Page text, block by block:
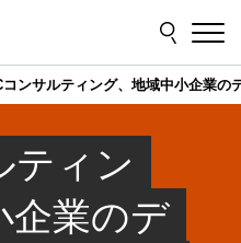
コンサルティング、地域中小企業
ティン
企業のデ